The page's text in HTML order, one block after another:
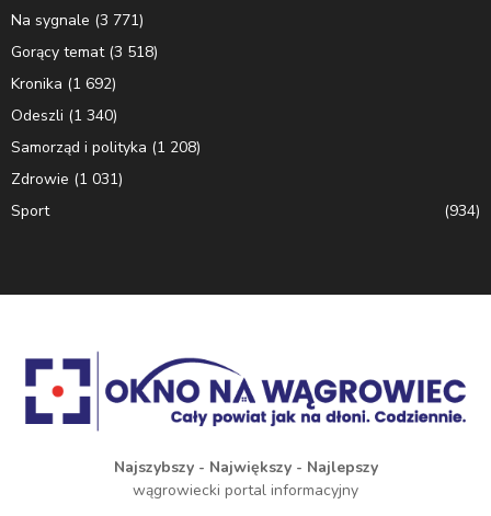
Na sygnale (3 771)
Gorący temat(3 518)
Kronika (1 692)
Odeszli (1 340)
Samorząd i polityka (1 208)
Zdrowie (1 031)
Sport
(934)
Najszybszy - Największy - Najlepszy
wągrowiecki portal informacyjny